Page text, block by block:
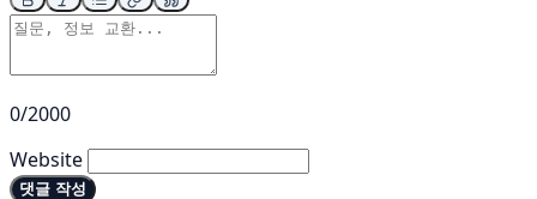
0/2000
Website
댓글 작성